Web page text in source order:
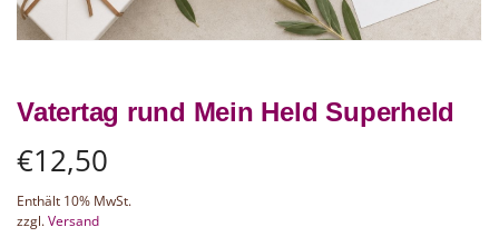
Vatertag rund Mein Held Superheld
€12,50
Enthält 10% MwSt.
zzgl.Versand